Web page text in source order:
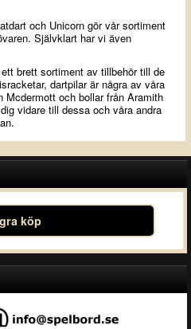
och Unicorn gör vår sortiment
Självklart har vi även
brett sortiment av tillbehör till de
dartpilar är några av våra
Mcdermott och bollar från Aramith
vidare till dessa och våra andra
köp